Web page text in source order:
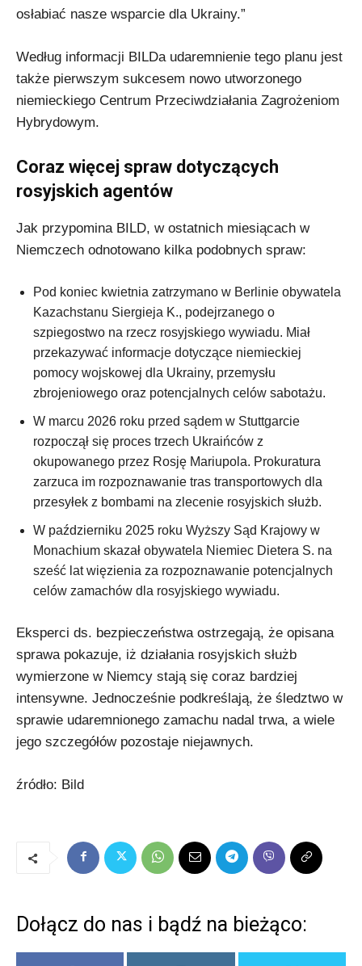
osłabiać nasze wsparcie dla Ukrainy.”
Według informacji BILDa udaremnienie tego planu jest
także pierwszym sukcesem nowo utworzonego
niemieckiego Centrum Przeciwdziałania Zagrożeniom
Hybrydowym.
Coraz więcej spraw dotyczących
rosyjskich agentów
Jak przypomina BILD, w ostatnich miesiącach w
Niemczech odnotowano kilka podobnych spraw:
Pod koniec kwietnia zatrzymano w Berlinie obywatela
Kazachstanu Siergieja K., podejrzanego o
szpiegostwo na rzecz rosyjskiego wywiadu. Miał
przekazywać informacje dotyczące niemieckiej
pomocy wojskowej dla Ukrainy, przemysłu
zbrojeniowego oraz potencjalnych celów sabotażu.
W marcu 2026 roku przed sądem w Stuttgarcie
rozpoczął się proces trzech Ukraińców z
okupowanego przez Rosję Mariupola. Prokuratura
zarzuca im rozpoznawanie tras transportowych dla
przesyłek z bombami na zlecenie rosyjskich służb.
W październiku 2025 roku Wyższy Sąd Krajowy w
Monachium skazał obywatela Niemiec Dietera S. na
sześć lat więzienia za rozpoznawanie potencjalnych
celów zamachów dla rosyjskiego wywiadu.
Eksperci ds. bezpieczeństwa ostrzegają, że opisana
sprawa pokazuje, iż działania rosyjskich służb
wymierzone w Niemcy stają się coraz bardziej
intensywne. Jednocześnie podkreślają, że śledztwo w
sprawie udaremnionego zamachu nadal trwa, a wiele
jego szczegółów pozostaje niejawnych.
źródło: Bild
Dołącz do nas i bądź na bieżąco: